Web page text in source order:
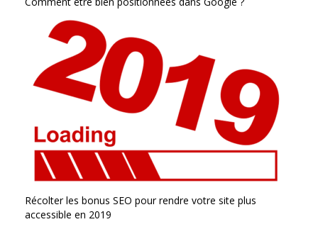
Récolter les bonus SEO pour rendre votre site plus
accessible en 2019